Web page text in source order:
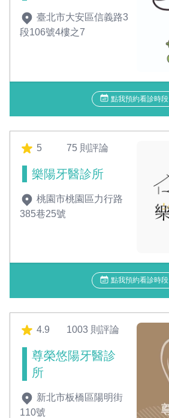
臺北市大安區信義路3
段106號4樓之7
點我預約看診時段
5 75 則評論
樂陽牙醫診所
桃園市桃園區力行路
385巷25號
點我預約看診時段
4.9 1003 則評論
尊榮悠陽牙醫診
所
新北市板橋區陽明街
110號